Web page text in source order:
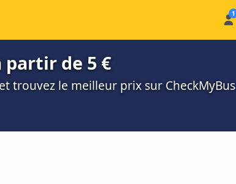
partir de 5 €
trouvez le meilleur prix sur CheckMyBus